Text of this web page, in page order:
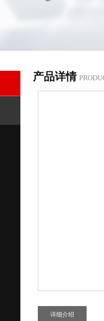
产品详情
详细介绍